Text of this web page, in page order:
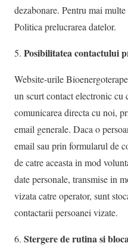
dezabonare. Pentru mai
Politica prelucrarea datelor.
Posibilitatea contactului
Website-urile
un scurt contact electronic cu
comunicarea directa cu noi,
email generale. Daca o
email sau prin formularul de
de catre aceasta in mod
date personale, transmise in
vizata catre operator, sunt
contactarii persoanei vizate.
Stergere de rutina si